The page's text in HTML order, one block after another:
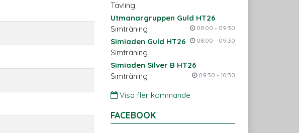
Tävling
Utmanargruppen Guld HT26
08:00 - 09:30
Simträning
Simiaden Guld HT26
08:00 - 09:30
Simträning
Simiaden Silver B HT26
09:30 - 10:30
Simträning
Visa fler kommande
FACEBOOK